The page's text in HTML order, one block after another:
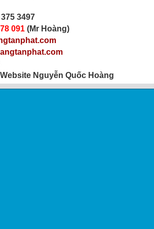
3497
091 (Mr Hoàng)
Nguyễn Quốc Hoàng